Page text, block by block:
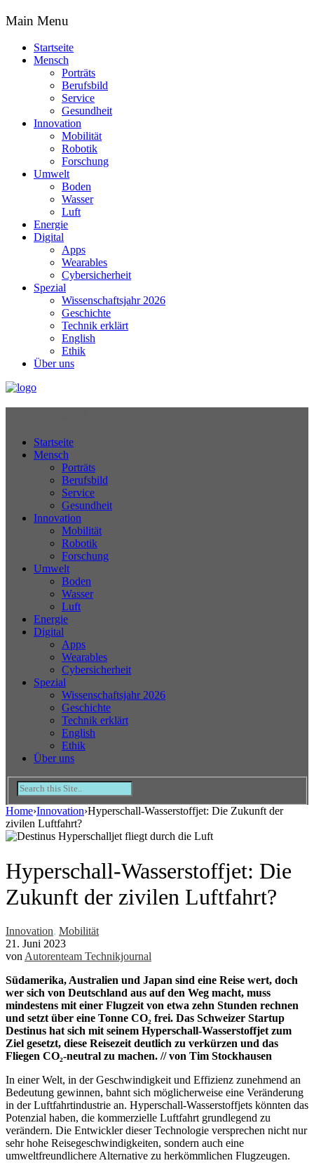
Main Menu
Startseite
Mensch
Porträts
Berufsbild
Service
Gesundheit
Innovation
Mobilität
Robotik
Forschung
Umwelt
Boden
Wasser
Luft
Energie
Digital
Apps
Wearables
Cybersicherheit
Spezial
Wissenschaftsjahr 2026
Geschichte
Technik erklärt
English
Ethik
Über uns
Startseite
Mensch
Porträts
Berufsbild
Service
Gesundheit
Innovation
Mobilität
Robotik
Forschung
Umwelt
Boden
Wasser
Luft
Energie
Digital
Apps
Wearables
Cybersicherheit
Spezial
Wissenschaftsjahr 2026
Geschichte
Technik erklärt
English
Ethik
Über uns
Home›Innovation›Hyperschall-Wasserstoffjet: Die Zukunft der
zivilen Luftfahrt?
Hyperschall-Wasserstoffjet: Die
Zukunft der zivilen Luftfahrt?
Innovation, Mobilität
21. Juni 2023
von Autorenteam Technikjournal
Südamerika, Australien und Japan sind eine Reise wert, doch
wer sich von Deutschland aus auf den Weg macht, muss
mindestens mit einer Flugzeit von etwa zehn Stunden rechnen
und setzt über eine Tonne CO₂ frei. Das Schweizer Startup
Destinus hat sich mit seinem Hyperschall-Wasserstoffjet zum
Ziel gesetzt, diese Reisezeit deutlich zu verkürzen und das
Fliegen CO₂-neutral zu machen. // von Tim Stockhausen
In einer Welt, in der Geschwindigkeit und Effizienz zunehmend an
Bedeutung gewinnen, bahnt sich möglicherweise eine Veränderung
in der Luftfahrtindustrie an. Hyperschall-Wasserstoffjets könnten das
Potenzial haben, die kommerzielle Luftfahrt grundlegend zu
verändern. Die Entwickler dieser Technologie versprechen nicht nur
sehr hohe Reisegeschwindigkeiten, sondern auch eine
umweltfreundlichere Alternative zu herkömmlichen Flugzeugen.